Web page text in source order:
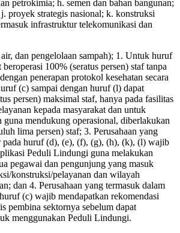
petrokimia; h. semen dan bahan bangunan;
proyek strategis nasional; k. konstruksi
infrastruktur telekomunikasi dan
dan pengelolaan sampah); 1. Untuk huruf
100% (seratus persen) staf tanpa
penerapan protokol kesehatan secara
(c) sampai dengan huruf (l) dapat
persen) maksimal staf, hanya pada fasilitas
kepada masyarakat dan untuk
guna mendukung operasional, diberlakukan
lima persen) staf; 3. Perusahaan yang
pada huruf (d), (e), (f), (g), (h), (k), (l) wajib
Peduli Lindungi guna melakukan
pegawai dan pengunjung yang masuk
konstruksi/pelayanan dan wilayah
dan 4. Perusahaan yang termasuk dalam
(c) wajib mendapatkan rekomendasi
pembina sektornya sebelum dapat
menggunakan Peduli Lindungi.